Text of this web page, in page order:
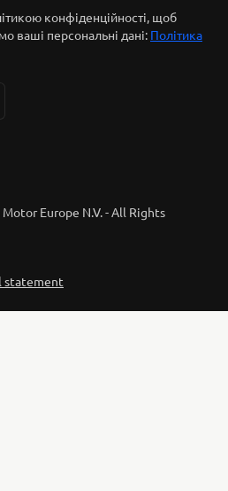
конфіденційності, щоб
ваші персональні дані: Політика
Europe N.V. - All Rights
statement